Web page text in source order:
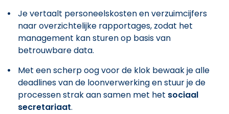
Je vertaalt personeelskosten en verzuimcijfers
naar overzichtelijke rapportages, zodat het
management kan sturen op basis van
betrouwbare data.
Met een scherp oog voor de klok bewaak je alle
deadlines van de loonverwerking en stuur je de
processen strak aan samen met het sociaal
secretariaat.